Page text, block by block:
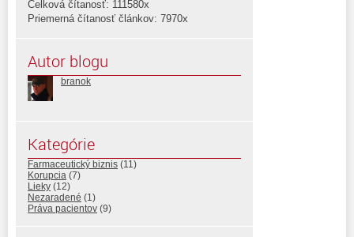
Celková čítanosť: 111580x
Priemerná čítanosť článkov: 7970x
Autor blogu
branok
Kategórie
Farmaceutický biznis (11)
Korupcia (7)
Lieky (12)
Nezaradené (1)
Práva pacientov (9)